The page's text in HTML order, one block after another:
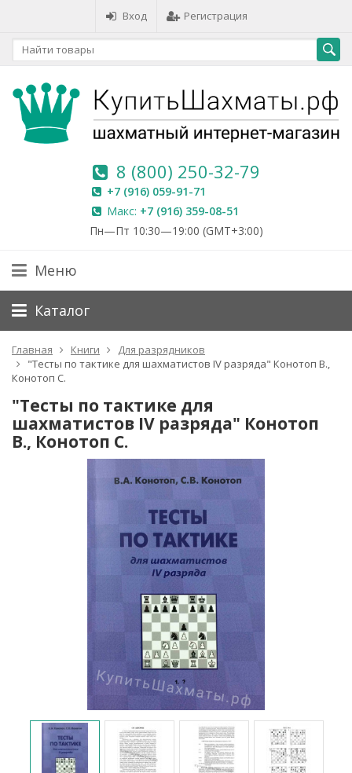
Вход Регистрация
8 (800) 250-32-79
+7 (916) 059-91-71
Макс: +7 (916) 359-08-51
Пн—Пт 10:30—19:00 (GMT+3:00)
Меню
Каталог
Главная Книги
Для разрядников
"Тесты по тактике для шахматистов IV разряда" Конотоп В.,
Конотоп С.
"Тесты по тактике для
шахматистов IV разряда" Конотоп
В., Конотоп С.